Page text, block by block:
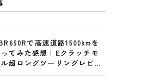
で高速道路1500kmを
てみた感想｜Eクラッチモ
超ロングツーリングレビュ